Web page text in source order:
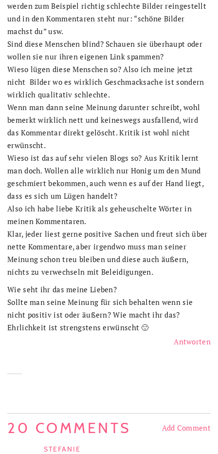
werden zum Beispiel richtig schlechte Bilder reingestellt
und in den Kommentaren steht nur: “schöne Bilder
machst du” usw.
Sind diese Menschen blind? Schauen sie überhaupt oder
wollen sie nur ihren eigenen Link spammen?
Wieso lügen diese Menschen so? Also ich meine jetzt
nicht Bilder wo es wirklich Geschmacksache ist sondern
wirklich qualitativ schlechte.
Wenn man dann seine Meinung darunter schreibt, wohl
bemerkt wirklich nett und keineswegs ausfallend, wird
das Kommentar direkt gelöscht. Kritik ist wohl nicht
erwünscht.
Wieso ist das auf sehr vielen Blogs so? Aus Kritik lernt
man doch. Wollen alle wirklich nur Honig um den Mund
geschmiert bekommen, auch wenn es auf der Hand liegt,
dass es sich um Lügen handelt?
Also ich habe liebe Kritik als geheuschelte Wörter in
meinen Kommentaren.
Klar, jeder liest gerne positive Sachen und freut sich über
nette Kommentare, aber irgendwo muss man seiner
Meinung schon treu bleiben und diese auch äußern,
nichts zu verwechseln mit Beleidigungen.
Wie seht ihr das meine Lieben?
Sollte man seine Meinung für sich behalten wenn sie
nicht positiv ist oder äußern? Wie macht ihr das?
Ehrlichkeit ist strengstens erwünscht 🙂
20 COMMENTS Add Comment
STEFANIE
Antworten